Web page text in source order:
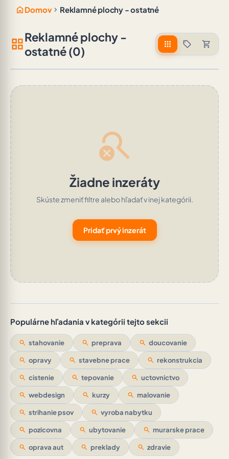
home Domov chevron_right Reklamné plochy - ostatné
grid_viewReklamné plochy -
ostatné (0)
apps sell shopping_cart
search_off
Žiadne inzeráty
Skúste zmeniť filtre alebo hľadať v inej kategórii.
Pridať prvý inzerát
Populárne hľadania v kategórii tejto sekcii
search stahovanie search preprava search doucovanie
search opravy search stavebne prace search rekonstrukcia
search cistenie search tepovanie search uctovnictvo
search webdesign search kurzy search malovanie
search strihanie psov search vyroba nabytku
search pozicovna search ubytovanie search murarske prace
search oprava aut search preklady search zdravie